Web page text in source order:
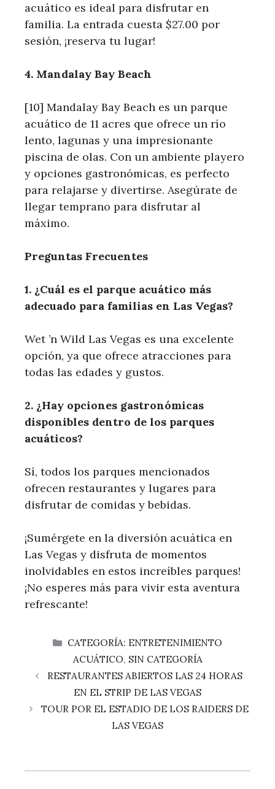
acuático ‍es ideal ⁤para ⁢disfrutar en
familia. La entrada cuesta $27.00 por
sesión, ¡reserva tu lugar!
4. Mandalay Bay Beach
[10] ⁢Mandalay Bay Beach es un parque
acuático de 11 acres que ofrece un río
lento, ‍lagunas y una impresionante
piscina de olas. Con un ambiente playero
y opciones gastronómicas, es perfecto
para relajarse y divertirse. Asegúrate de
‍llegar⁤ temprano para disfrutar al
‍máximo.
Preguntas Frecuentes
1. ¿Cuál ⁢es el parque acuático más
adecuado para familias en Las Vegas?
Wet ‍’n Wild ⁣Las Vegas es una excelente
opción, ya que ofrece atracciones ⁢para
⁤todas las edades y gustos.
2. ¿Hay⁢ opciones⁣ gastronómicas
disponibles dentro ⁢de los parques
‌acuáticos?
Sí, todos los parques mencionados
ofrecen restaurantes y lugares para
disfrutar de ​comidas y ​bebidas.
¡Sumérgete en la ‌diversión acuática‍ en
Las Vegas y disfruta de⁢ momentos
inolvidables en estos​ increíbles⁤ parques!
¡No esperes más para vivir ‍esta aventura
refrescante!
CATEGORÍAS
CATEGORÍA: ENTRETENIMIENTO
ACUÁTICO, SIN CATEGORÍA
RESTAURANTES ABIERTOS LAS 24 HORAS
EN EL STRIP DE LAS VEGAS
TOUR POR EL ESTADIO DE LOS RAIDERS DE
LAS VEGAS